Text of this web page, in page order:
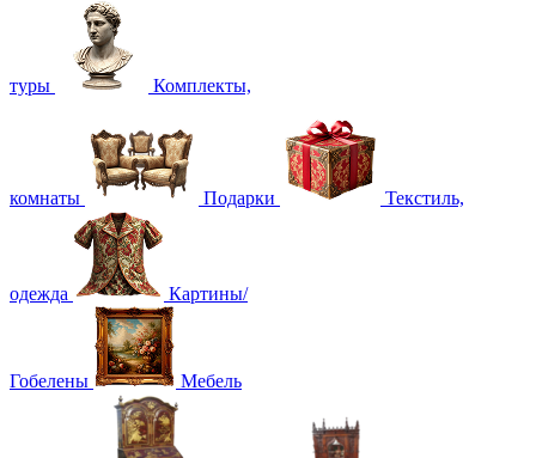
туры Комплекты,
комнаты Подарки Текстиль,
одежда Картины/
Гобелены Мебель